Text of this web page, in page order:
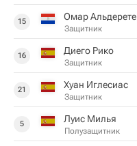
15 Омар Альдерете
Защитник
16 Диего Рико
Защитник
21 Хуан Иглесиас
Защитник
5 Луис Милья
Полузащитник